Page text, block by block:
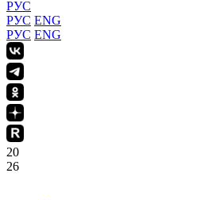
РУС
РУС ENG
РУС ENG
20
26